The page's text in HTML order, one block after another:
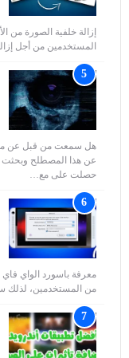
إزالة خلفية الصورة من
المستخدمين من أجل
هل سمعت من قبل عن
عن هذا المصطلح
حصلت على مع…
معرفة باسورد الواي فاي
من المستخدمين، لذلك